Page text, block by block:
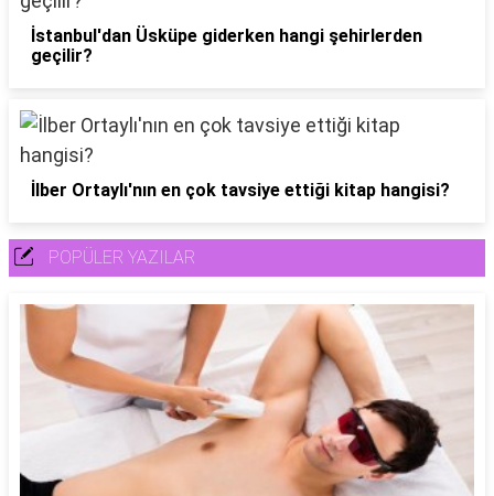
İstanbul'dan Üsküpe giderken hangi şehirlerden
geçilir?
İlber Ortaylı'nın en çok tavsiye ettiği kitap hangisi?
POPÜLER YAZILAR